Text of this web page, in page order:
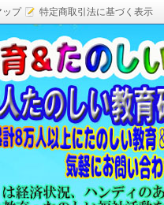
特定商取引法に基づく表示
ップ
縄）公式サイ
白い自由研究,楽しい福祉
い教育 日本一,Research
発的動機づけ,沖縄 学力問
educationes,グッ
の学力,仮説実験授業,たの
「賢さ・学力」を,自由研
い,沖縄 学力問題,授業名人
ー,研修,板倉聖宣,ＬＥＡＰ
り,読み聞かせ,授業ネタ,授
団,学ぶこと本来のたのしさ
高い評価,仮説実験授,楽し